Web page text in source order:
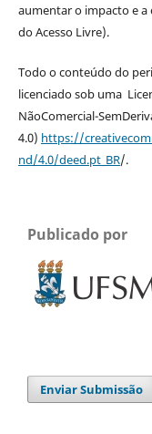
aumentar o impacto e a
do Acesso Livre).
Todo o conteúdo do
licenciado sob uma
NãoComercial-
4.0) https://
nd/4.0/deed.pt_BR/.
Publicado por
Enviar Submissão